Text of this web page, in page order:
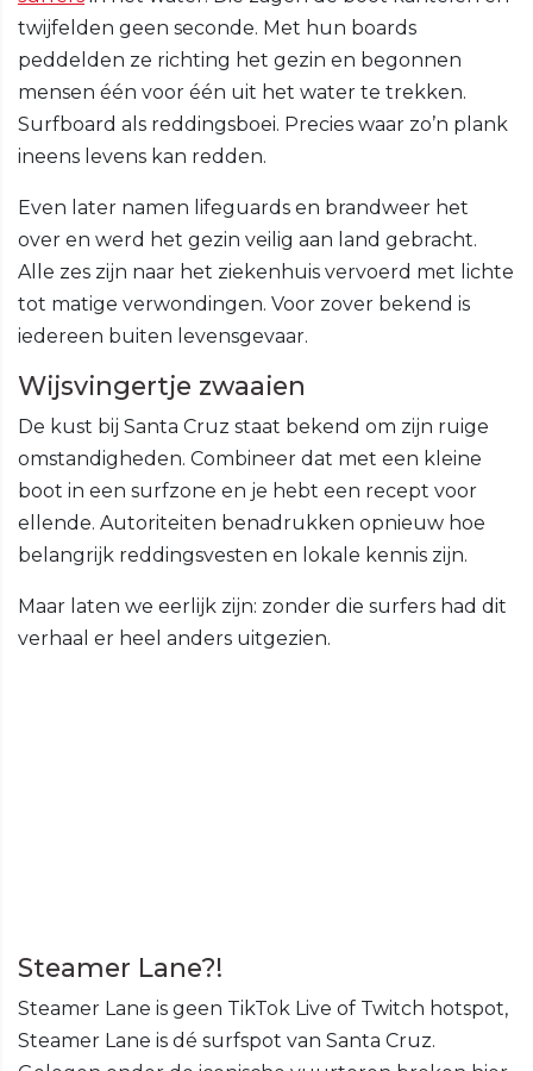
twijfelden geen seconde. Met hun boards
peddelden ze richting het gezin en begonnen
mensen één voor één uit het water te trekken.
Surfboard als reddingsboei. Precies waar zo’n plank
ineens levens kan redden.
Even later namen lifeguards en brandweer het
over en werd het gezin veilig aan land gebracht.
Alle zes zijn naar het ziekenhuis vervoerd met lichte
tot matige verwondingen. Voor zover bekend is
iedereen buiten levensgevaar.
Wijsvingertje zwaaien
De kust bij Santa Cruz staat bekend om zijn ruige
omstandigheden. Combineer dat met een kleine
boot in een surfzone en je hebt een recept voor
ellende. Autoriteiten benadrukken opnieuw hoe
belangrijk reddingsvesten en lokale kennis zijn.
Maar laten we eerlijk zijn: zonder die surfers had dit
verhaal er heel anders uitgezien.
Steamer Lane?!
Steamer Lane is geen TikTok Live of Twitch hotspot,
Steamer Lane is dé surfspot van Santa Cruz.